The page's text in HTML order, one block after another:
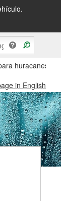
huracanes y
in English